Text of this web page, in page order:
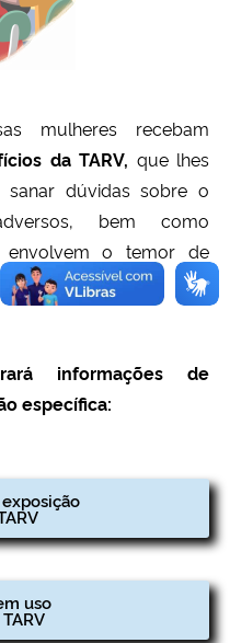
mulheres recebam
da TARV, que lhes
sanar dúvidas sobre o
bem como
envolvem o temor de
antirretrovirais.
informações de
específica:
uso